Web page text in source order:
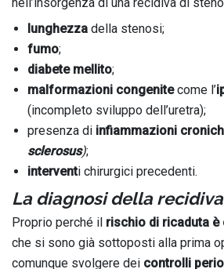
lunghezza della stenosi;
fumo;
diabete mellito;
malformazioni congenitecome l’
(incompleto sviluppo dell’uretra);
presenza di infiammazioni
sclerosus);
interventi chirurgici precedenti.
La diagnosi della recidiva
Proprio perché il rischio di ricaduta è
che si sono già sottoposti alla prima
comunque svolgere dei controlli